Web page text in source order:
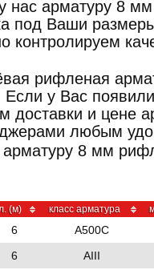
нас арматуру 8
под Ваши
контролируем
рифленая
Если у Вас
доставки и
любым
арматуру 8 мм
(м) класс арматура
6
A500C
6
AIII